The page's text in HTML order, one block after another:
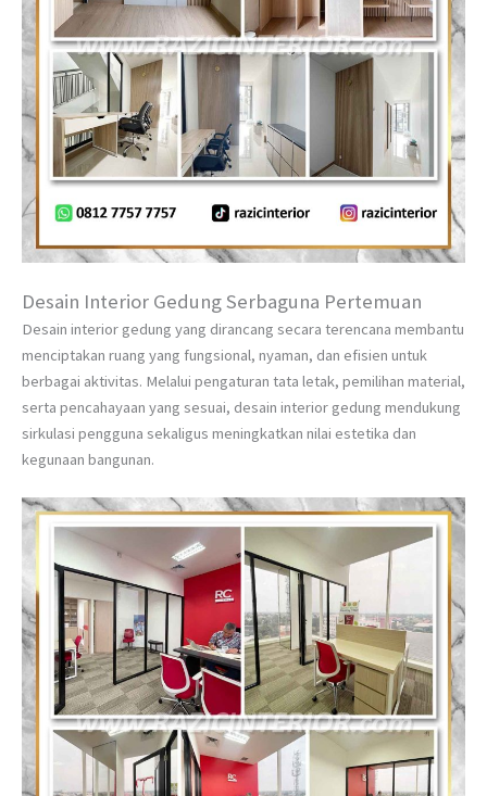
Desain Interior Gedung Serbaguna Pertemuan
Desain interior gedung yang dirancang secara terencana membantu
menciptakan ruang yang fungsional, nyaman, dan efisien untuk
berbagai aktivitas. Melalui pengaturan tata letak, pemilihan material,
serta pencahayaan yang sesuai, desain interior gedung mendukung
sirkulasi pengguna sekaligus meningkatkan nilai estetika dan
kegunaan bangunan.